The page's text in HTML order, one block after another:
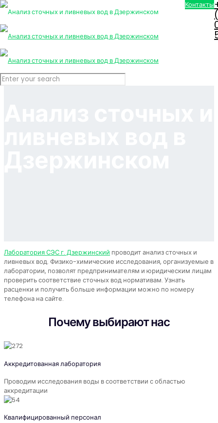
Контакты
Лаборатория СЭС г. Дзержинский проводит анализ сточных и
ливневых вод. Физико-химические исследования, организуемые в
лаборатории, позволят предпринимателям и юридическим лицам
проверить соответствие сточных вод нормативам. Узнать
расценки и получить больше информации можно по номеру
телефона на сайте.
Почему выбирают нас
Аккредитованная лаборатория
Проводим исследования воды в соответствии с областью
аккредитации
Квалифицированный персонал